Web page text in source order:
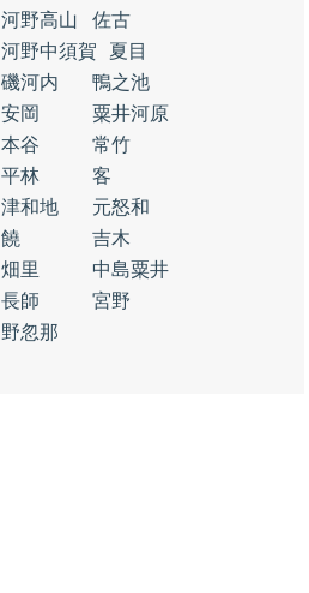
河野高山
佐古
河野中須賀
夏目
磯河内
鴨之池
安岡
粟井河原
本谷
常竹
平林
客
津和地
元怒和
饒
吉木
畑里
中島粟井
長師
宮野
野忽那